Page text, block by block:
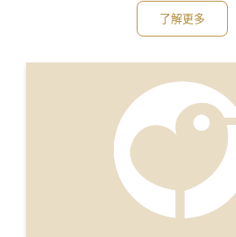
認該處分已對於當地生態環境有立即重大
緊迫性」之看法，不受最高行政法院九十
了解更多